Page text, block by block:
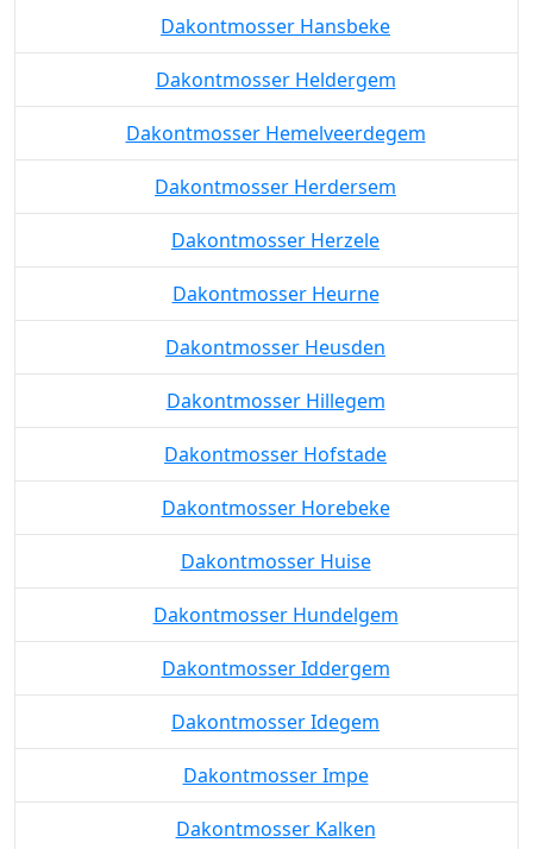
Dakontmosser Hansbeke
Dakontmosser Heldergem
Dakontmosser Hemelveerdegem
Dakontmosser Herdersem
Dakontmosser Herzele
Dakontmosser Heurne
Dakontmosser Heusden
Dakontmosser Hillegem
Dakontmosser Hofstade
Dakontmosser Horebeke
Dakontmosser Huise
Dakontmosser Hundelgem
Dakontmosser Iddergem
Dakontmosser Idegem
Dakontmosser Impe
Dakontmosser Kalken